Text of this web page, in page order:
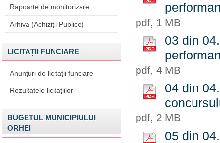
Rapoarte de monitorizare
Arhiva (Achiziții Publice)
LICITAȚII FUNCIARE
Anunțuri de licitații funciare
Rezultatele licitațiilor
BUGETUL MUNICIPIULUI
ORHEI
pdf, 1 MB
03 din
pdf, 4 MB
04 din
pdf, 2 MB
05 din